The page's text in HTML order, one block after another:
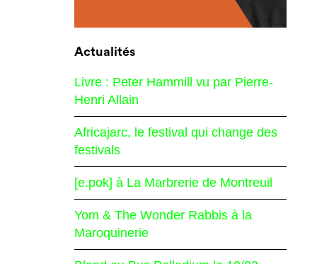
Actualités
Livre : Peter Hammill vu par Pierre-
Henri Allain
Africajarc, le festival qui change des
festivals
[e.pok] à La Marbrerie de Montreuil
Yom & The Wonder Rabbis à la
Maroquinerie